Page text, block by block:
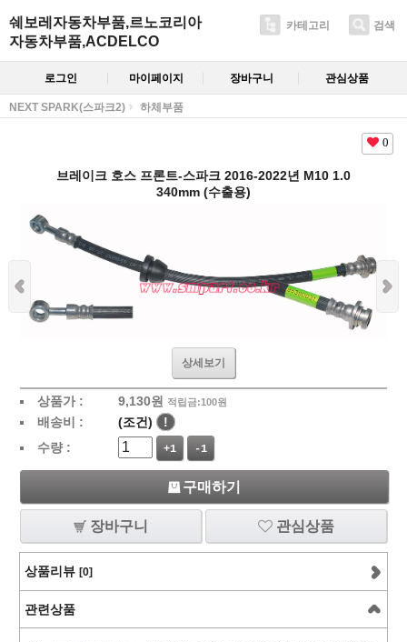
쉐보레자동차부품,르노코리아
자동차부품,ACDELCO
카테고리 검색
로그인 마이페이지 장바구니 관심상품
NEXT SPARK(스파크2) 하체부품
0
브레이크 호스 프론트-스파크 2016-2022년 M10 1.0
340mm (수출용)
상세보기
상품가 : 9,130원 적립금:100원
배송비 : (조건)
!
수량 :
+1 -1
구매하기
장바구니 관심상품
상품리뷰 [0]
관련상품